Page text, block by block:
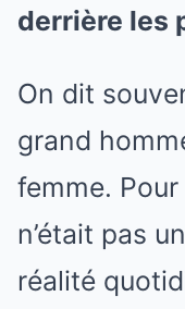
derrière les
On dit
grand
femme.
n’était pas
réalité